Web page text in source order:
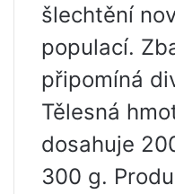
šlechtění
populací.
připomíná
Tělesná
dosahuje
300 g.